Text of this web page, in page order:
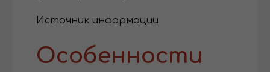
Источник информации
Особенности